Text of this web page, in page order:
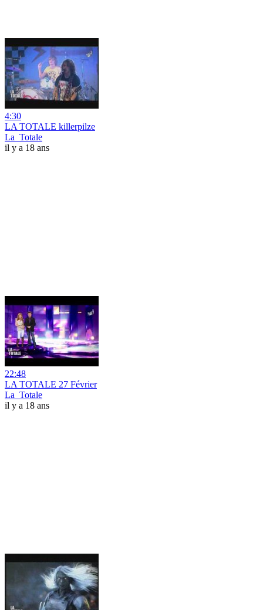
4:30
LA TOTALE killerpilze
La_Totale
il y a 18 ans
22:48
LA TOTALE 27 Février
La_Totale
il y a 18 ans